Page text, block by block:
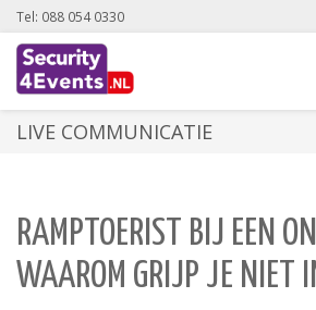
Tel: 088 054 0330
LIVE COMMUNICATIE
RAMPTOERIST BIJ EEN
WAAROM GRIJP JE NIET